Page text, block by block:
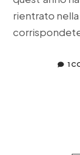
rientrato
1